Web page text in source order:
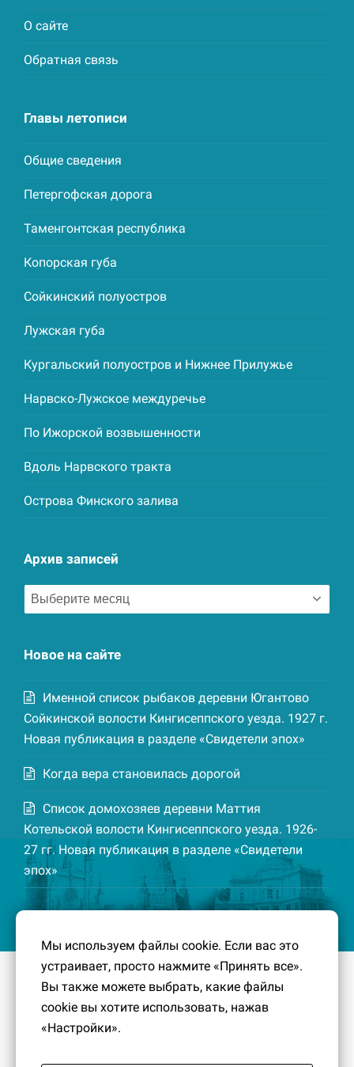
О сайте
Обратная связь
Главы летописи
Общие сведения
Петергофская дорога
Таменгонтская республика
Копорская губа
Сойкинский полуостров
Лужская губа
Кургальский полуостров и Нижнее Прилужье
Нарвско-Лужское междуречье
По Ижорской возвышенности
Вдоль Нарвского тракта
Острова Финского залива
Архив записей
Архив
записей
Новое на сайте
Именной список рыбаков деревни Югантово
Сойкинской волости Кингисеппского уезда. 1927 г.
Новая публикация в разделе «Свидетели эпох»
Когда вера становилась дорогой
Список домохозяев деревни Маттия
Котельской волости Кингисеппского уезда. 1926-
27 гг. Новая публикация в разделе «Свидетели
эпох»
© 2016-2026 Южный берег Финского залива
малой Родины, без которого трудно представить себе
историко-культурный ландшафт Петербурга и
Ленинградской области.
PavelDesign
Мы используем файлы cookie. Если вас это
устраивает, просто нажмите «Принять все».
Вы также можете выбрать, какие файлы
cookie вы хотите использовать, нажав
«Настройки».